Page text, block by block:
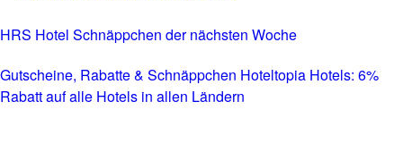
HRS Hotel Schnäppchen der nächsten Woche
Gutscheine, Rabatte & Schnäppchen Hoteltopia Hotels: 6%
Rabatt auf alle Hotels in allen Ländern